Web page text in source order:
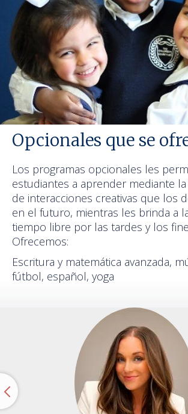
Opcionales que se
Los programas opcionales les
estudiantes a aprender mediante
de interacciones creativas que los
en el futuro, mientras les brinda a
tiempo libre por las tardes y los
Ofrecemos:
Escritura y matemática avanzada,
fútbol, español, yoga